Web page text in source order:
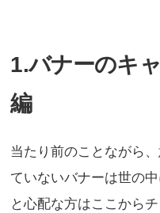
1.バナーのキ
編
当たり前のことながら
ていないバナーは世の
と心配な方はここから